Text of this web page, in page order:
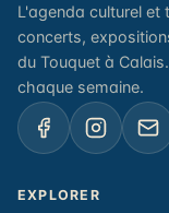
L'agenda culturel et
concerts,
du Touquet à
chaque semaine.
EXPLORER